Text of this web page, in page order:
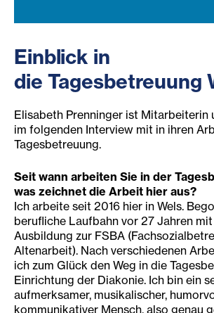
Einblick in
die Tagesbetreuung
Elisabeth Prenninger ist Mitarbeiterin
im folgenden Interview mit in ihren
Tagesbetreuung.
Seit wann arbeiten Sie in der
was zeichnet die Arbeit hier aus?
Ich arbeite seit 2016 hier in Wels.
berufliche Laufbahn vor 27 Jahren
Ausbildung zur FSBA
Altenarbeit). Nach verschiedenen
ich zum Glück den Weg in die
Einrichtung der Diakonie. Ich bin ein
aufmerksamer, musikalischer,
kommunikativer Mensch, also genau